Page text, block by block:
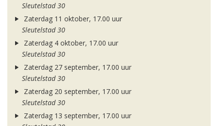
Sleutelstad 30
Zaterdag 11 oktober, 17.00 uur
Sleutelstad 30
Zaterdag 4 oktober, 17.00 uur
Sleutelstad 30
Zaterdag 27 september, 17.00 uur
Sleutelstad 30
Zaterdag 20 september, 17.00 uur
Sleutelstad 30
Zaterdag 13 september, 17.00 uur